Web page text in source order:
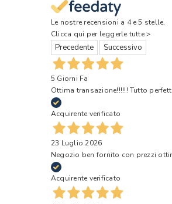
Le nostre recensioni a 4 e 5 stelle.
Clicca qui per leggerle tutte >
Precedente Successivo
5 Giorni Fa
Ottima transazione!!!!!! Tutto
Acquirente verificato
23 Luglio 2026
Negozio ben fornito con prezzi
Acquirente verificato